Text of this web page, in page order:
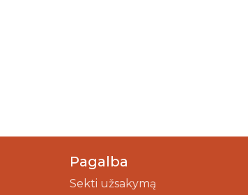
Pagalba
Sekti užsakymą